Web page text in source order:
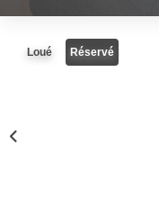
Loué Réservé